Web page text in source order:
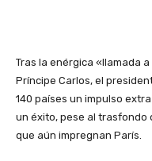
Tras la enérgica «llamada
Príncipe Carlos, el
140 países un impulso
un éxito, pese al trasfondo
que aún impregnan París.